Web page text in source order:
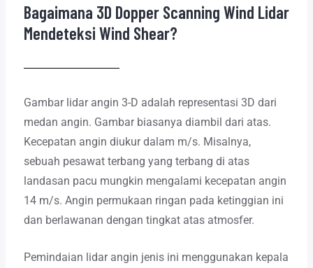
Bagaimana 3D Dopper Scanning Wind Lidar
Mendeteksi Wind Shear?
Gambar lidar angin 3-D adalah representasi 3D dari
medan angin. Gambar biasanya diambil dari atas.
Kecepatan angin diukur dalam m/s. Misalnya,
sebuah pesawat terbang yang terbang di atas
landasan pacu mungkin mengalami kecepatan angin
14 m/s. Angin permukaan ringan pada ketinggian ini
dan berlawanan dengan tingkat atas atmosfer.
Pemindaian lidar angin jenis ini menggunakan kepala